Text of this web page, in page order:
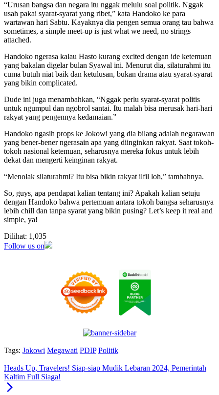
“Urusan bangsa dan negara itu nggak melulu soal politik. Nggak
usah pakai syarat-syarat yang ribet,” kata Handoko ke para
wartawan hari Sabtu. Kayaknya dia pengen semua orang tau bahwa
sometimes, a simple meet-up is just what we need, no strings
attached.
Handoko ngerasa kalau Hasto kurang excited dengan ide ketemuan
yang bakalan digelar bulan Syawal ini. Menurut dia, silaturahmi itu
cuma butuh niat baik dan ketulusan, bukan drama atau syarat-syarat
yang bikin complicated.
Dude ini juga menambahkan, “Nggak perlu syarat-syarat politis
untuk ngumpul dan ngobrol santai. Itu malah bisa merusak hari-hari
rakyat yang pengennya kedamaian.”
Handoko ngasih props ke Jokowi yang dia bilang adalah negarawan
yang bener-bener ngerasain apa yang diinginkan rakyat. Saat tokoh-
tokoh nasional ketemuan, seharusnya mereka fokus untuk lebih
dekat dan mengerti keinginan rakyat.
“Menolak silaturahmi? Itu bisa bikin rakyat ilfil loh,” tambahnya.
So, guys, apa pendapat kalian tentang ini? Apakah kalian setuju
dengan Handoko bahwa pertemuan antara tokoh bangsa seharusnya
lebih chill dan tanpa syarat yang bikin pusing? Let’s keep it real and
simple, ya!
Dilihat: 1,035
Follow us on
Tags: Jokowi Megawati PDIP Politik
Heads Up, Travelers! Siap-siap Mudik Lebaran 2024, Pemerintah
Kaltim Full Siaga!